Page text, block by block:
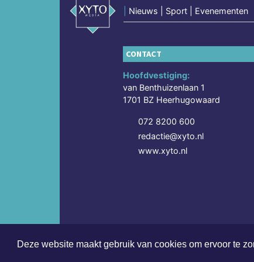
Deze website maakt gebruik van cookies om ervoor te
Nieuws | Sport | Evenementen
CONTACT
Hoofdvestiging:
van Benthuizenlaan 1
1701 BZ Heerhugowaard
072 8200 600
redactie@xyto.nl
www.xyto.nl
Copyright (c) 2026 | Rodensdagblad.nl - Alle